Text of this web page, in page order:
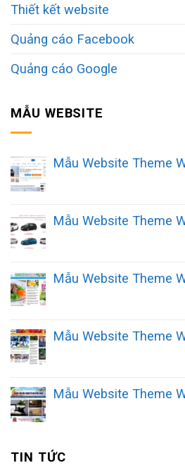
Thiết kết website
Quảng cáo Facebook
Quảng cáo Google
MẪU WEBSITE
Mẫu Website Theme
Mẫu Website Theme
Mẫu Website Theme
Mẫu Website Theme
Mẫu Website Theme
TIN TỨC